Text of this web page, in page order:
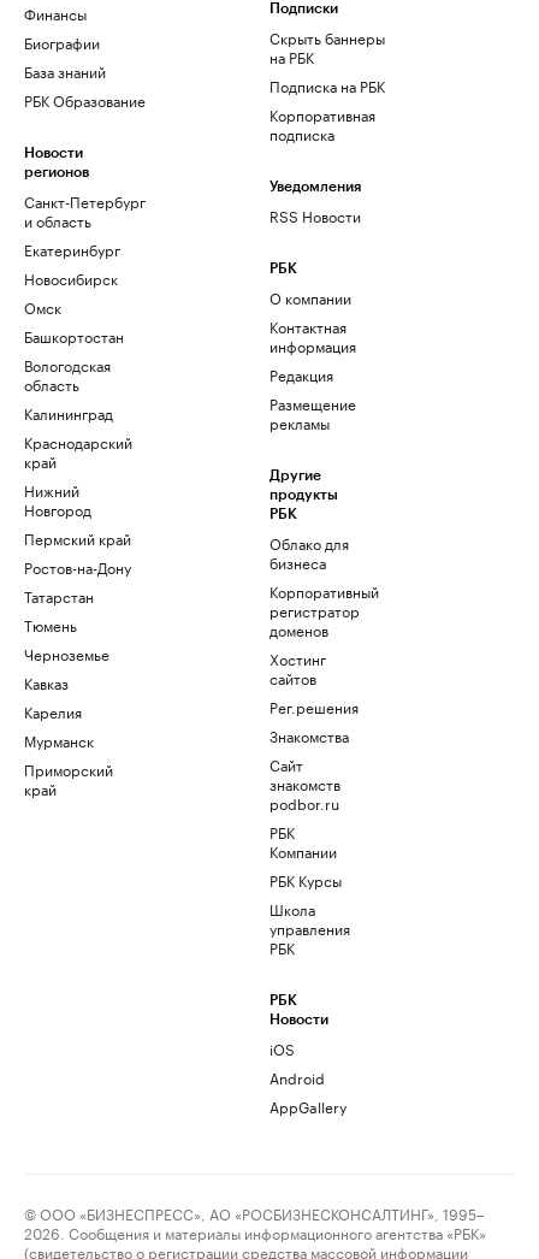
Финансы
Биографии
База знаний
РБК Образование
Новости
регионов
Санкт-Петербург
и область
Екатеринбург
Новосибирск
Омск
Башкортостан
Вологодская
область
Калининград
Краснодарский
край
Нижний
Новгород
Пермский край
Ростов-на-Дону
Татарстан
Тюмень
Черноземье
Кавказ
Карелия
Мурманск
Приморский
край
Подписки
Скрыть баннеры
на РБК
Подписка на РБК
Корпоративная
подписка
Уведомления
RSS Новости
РБК
О компании
Контактная
информация
Редакция
Размещение
рекламы
Другие
продукты
РБК
Облако для
бизнеса
Корпоративный
регистратор
доменов
Хостинг
сайтов
Рег.решения
Знакомства
Сайт
знакомств
podbor.ru
РБК
Компании
РБК Курсы
Школа
управления
РБК
РБК
Новости
iOS
Android
AppGallery
© ООО «БИЗНЕСПРЕСС», АО «РОСБИЗНЕСКОНСАЛТИНГ», 1995–
2026. Сообщения и материалы информационного агентства «РБК»
(свидетельство о регистрации средства массовой информации